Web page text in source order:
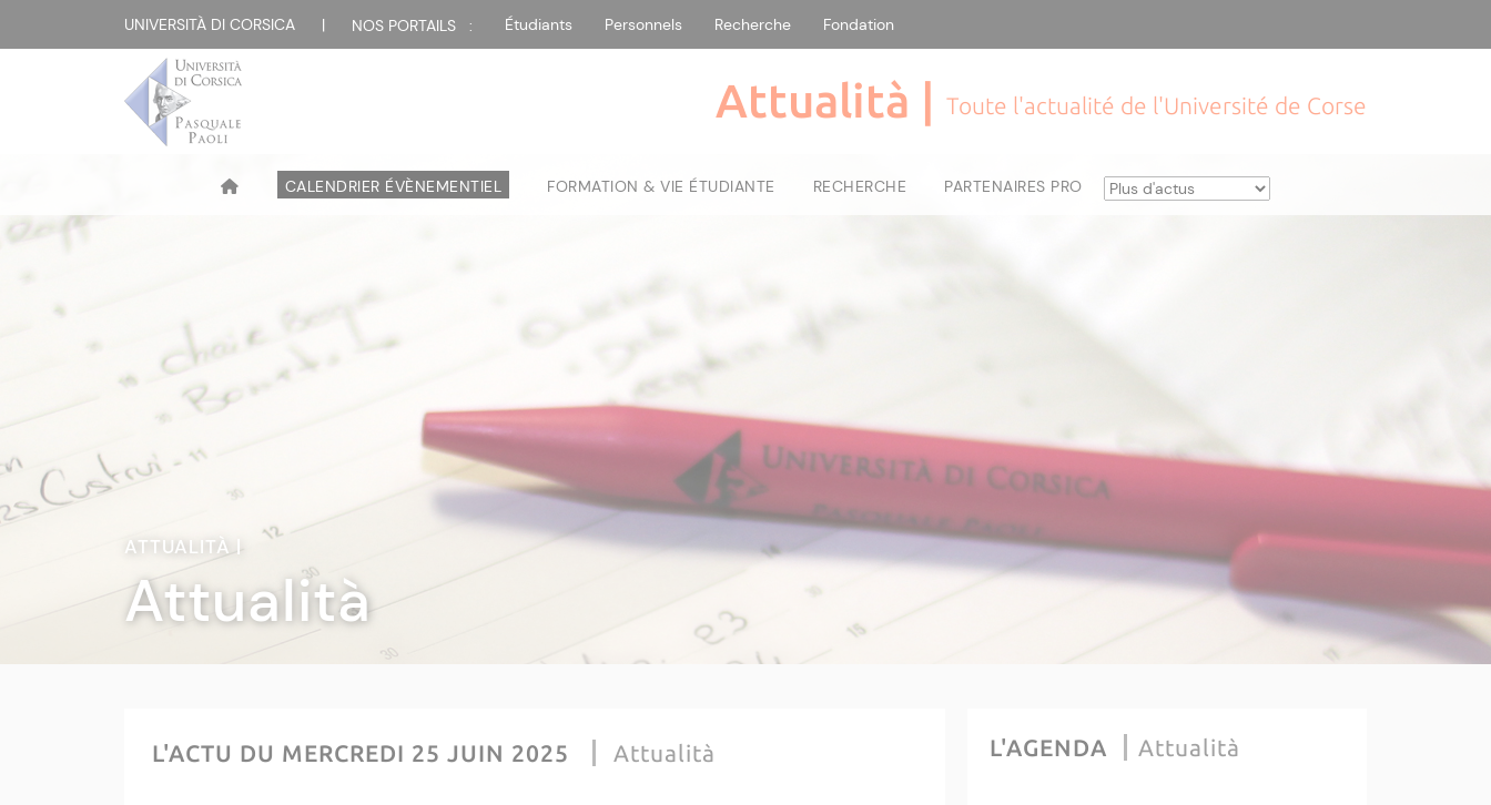
UNIVERSITÀ DI CORSICA | NOS PORTAILS : Étudiants Personnels Recherche Fondation
Attualità | Toute l'actualité de l'Université de Corse
CALENDRIER ÉVÈNEMENTIEL FORMATION & VIE ÉTUDIANTE RECHERCHE PARTENAIRES PRO
ATTUALITÀ |
Attualità
L'ACTU DU MERCREDI 25 JUIN 2025 Attualità L'AGENDA Attualità